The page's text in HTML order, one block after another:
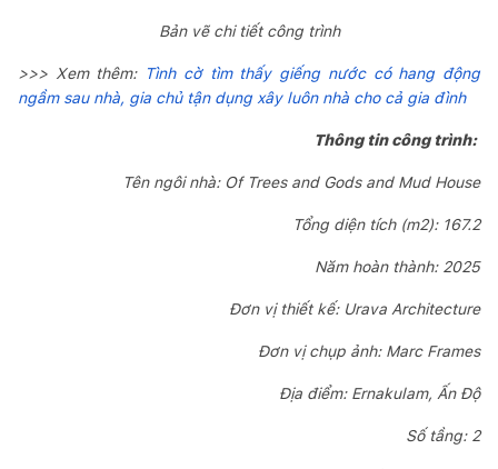
Bản vẽ chi tiết công trình
>>> Xem thêm: Tình cờ tìm thấy giếng nước có hang động
ngầm sau nhà, gia chủ tận dụng xây luôn nhà cho cả gia đình
Thông tin công trình:
Tên ngôi nhà: Of Trees and Gods and Mud House
Tổng diện tích (m2): 167.2
Năm hoàn thành: 2025
Đơn vị thiết kế: Urava Architecture
Đơn vị chụp ảnh: Marc Frames
Địa điểm: Ernakulam, Ấn Độ
Số tầng: 2